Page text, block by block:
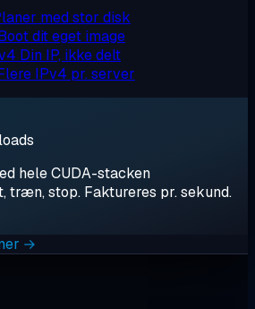
med stor disk
dit eget image
Din IP, ikke delt
IPv4 pr. server
hele CUDA-stacken
træn, stop. Faktureres pr. sekund.
→